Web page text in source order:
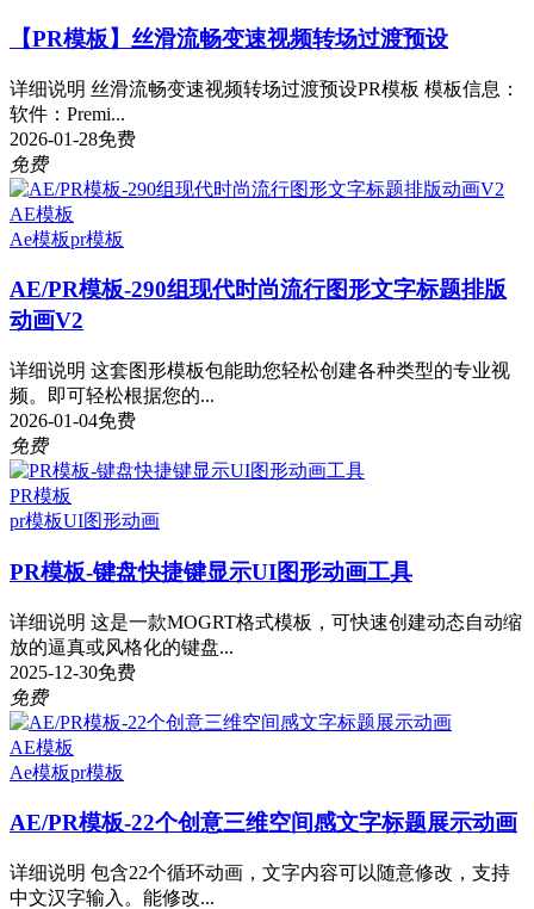
【PR模板】丝滑流畅变速视频转场过渡预设
详细说明 丝滑流畅变速视频转场过渡预设PR模板 模板信息：
软件：Premi...
2026-01-28免费
免费
AE模板
Ae模板pr模板
AE/PR模板-290组现代时尚流行图形文字标题排版
动画V2
详细说明 这套图形模板包能助您轻松创建各种类型的专业视
频。即可轻松根据您的...
2026-01-04免费
免费
PR模板
pr模板UI图形动画
PR模板-键盘快捷键显示UI图形动画工具
详细说明 这是一款MOGRT格式模板，可快速创建动态自动缩
放的逼真或风格化的键盘...
2025-12-30免费
免费
AE模板
Ae模板pr模板
AE/PR模板-22个创意三维空间感文字标题展示动画
详细说明 包含22个循环动画，文字内容可以随意修改，支持
中文汉字输入。能修改...